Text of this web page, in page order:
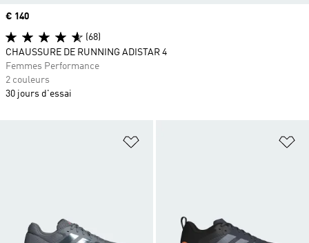
Ajouter à la Liste de produits
Prix
€ 140
(68)
CHAUSSURE DE RUNNING ADISTAR 4
Femmes Performance
2 couleurs
30 jours d'essai